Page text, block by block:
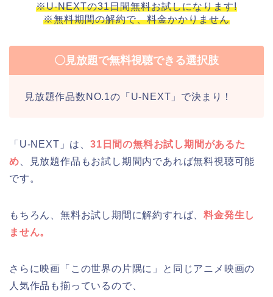
※U-NEXTの31日間無料お試しになります!
※無料期間の解約で、料金かかりません
〇見放題で無料視聴できる選択肢
見放題作品数NO.1の「U-NEXT」で決まり！
「U-NEXT」は、 31日間の無料お試し期間があるた
め 、見放題作品もお試し期間内であれば無料視聴可能
です。
もちろん、無料お試し期間に解約すれば、料金発生し
ません。
さらに映画「この世界の片隅に」と同じアニメ映画の
人気作品も揃っているので、